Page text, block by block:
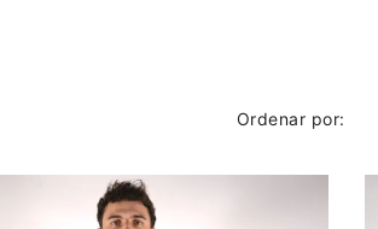
Ordenar por: